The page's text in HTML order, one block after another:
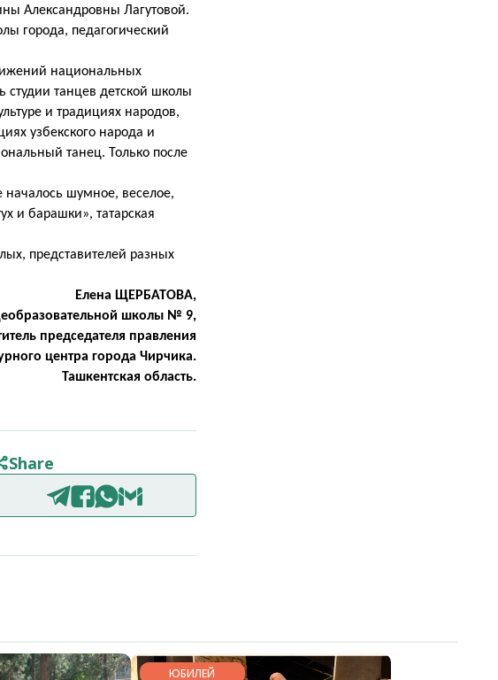
Александровны Лагутовой.
города, педагогический
национальных
танцев детской школы
и традициях народов,
узбекского народа и
танец. Только после
шумное, веселое,
и барашки», татарская
представителей разных
Елена ЩЕРБАТОВА,
школы № 9,
председателя правления
центра города Чирчика.
Ташкентская область.
Share
ЮБИЛЕЙ